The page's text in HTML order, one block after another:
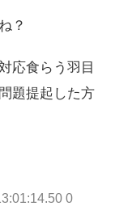
？
応食らう羽目
題提起した方
0